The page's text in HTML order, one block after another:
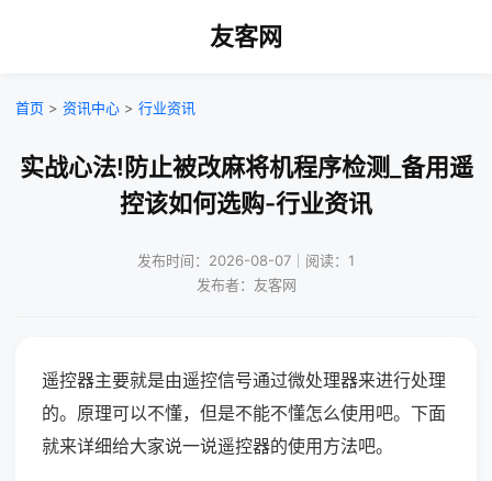
友客网
首页 > 资讯中心 > 行业资讯
实战心法!防止被改麻将机程序检测_备用遥
控该如何选购-行业资讯
发布时间：2026-08-07｜阅读：1
发布者：友客网
遥控器主要就是由遥控信号通过微处理器来进行处理
的。原理可以不懂，但是不能不懂怎么使用吧。下面
就来详细给大家说一说遥控器的使用方法吧。